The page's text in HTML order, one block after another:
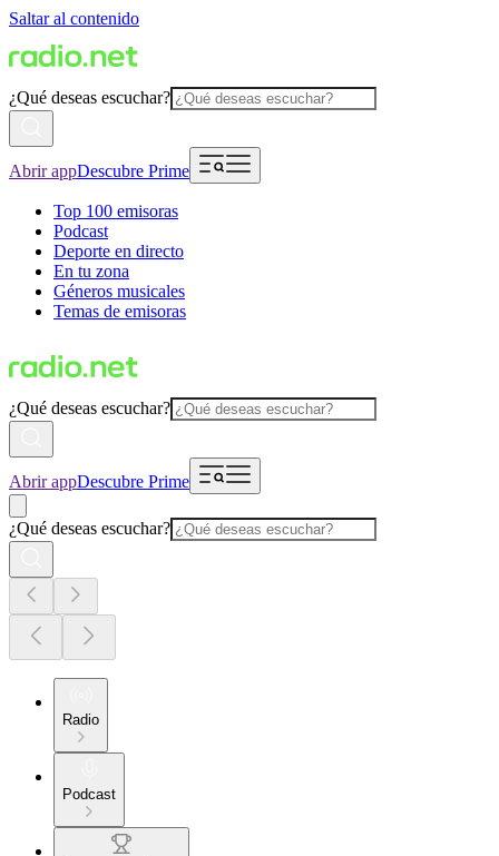
Saltar al contenido
¿Qué deseas escuchar?
Abrir appDescubre Prime
Top 100 emisoras
Podcast
Deporte en directo
En tu zona
Géneros musicales
Temas de emisoras
¿Qué deseas escuchar?
Abrir appDescubre Prime
¿Qué deseas escuchar?
Radio
Podcast